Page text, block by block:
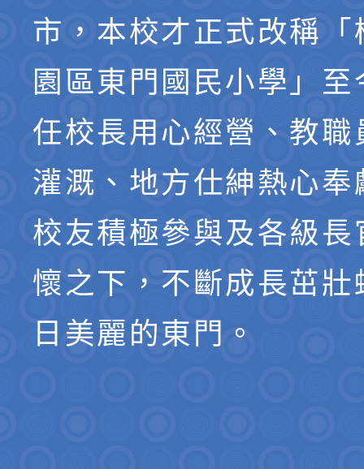
市，本校才正式改稱「
園區東門國民小學」
任校長用心經營、教職
灌溉、地方仕紳熱心奉
校友積極參與及各級長
懷之下，不斷成長茁壯
日美麗的東門。